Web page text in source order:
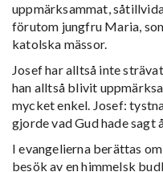
uppmärksammat,
förutom jungfru Maria,
katolska mässor.
Josef har alltså inte
han alltså blivit
mycket enkel. Josef:
gjorde vad Gud hade sagt
I evangelierna berättas
besök av en himmelsk